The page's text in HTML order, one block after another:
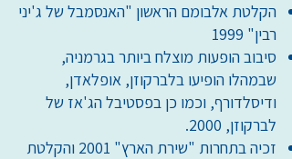
הקלטת אלבומם הראשון "האנסמבל של ג'יני
רבין" 1999
סיבוב הופעות מוצלח ביותר בגרמניה,
שבמהלו הופיעו בלברקוזן, אופלאדן,
ודיסלדורף, וכמו כן בפסטיבל הג'אז של
לברקוזן, 2000.
זכיה בתחרות "שירת הארץ" 2001 והקלטת